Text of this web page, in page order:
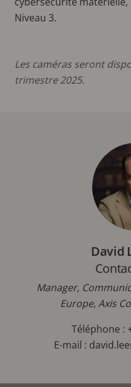
Niveau 3.
Les caméras seront
trimestre 2025.
David
Manager,
Europe, Axis
Téléphone :
E-mail :